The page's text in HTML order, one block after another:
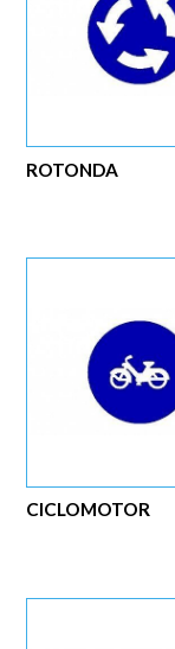
ROTONDA
CICLOMOTOR